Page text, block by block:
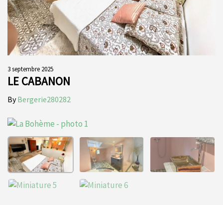
3 septembre 2025
LE CABANON
ByBergerie280282